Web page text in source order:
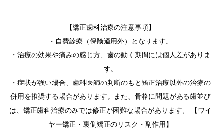
【矯正歯科治療の注意事項】
・自費診療（保険適用外）となります。
・治療の効果や痛みの感じ方、歯の動く期間には個人差がありま
す。
・症状が強い場合、歯科医師の判断のもと矯正治療以外の治療の
併用を推奨する場合があります。また、骨格に問題がある歯並び
は、矯正歯科治療のみでは修正が困難な場合があります。 【ワイ
ヤー矯正・裏側矯正のリスク・副作用】